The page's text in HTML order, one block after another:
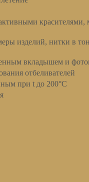
красителями,
изделий, нитки в
вкладышем и
отбеливателей
при t до 200°С